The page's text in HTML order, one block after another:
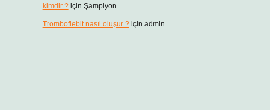
kimdir ?için Şampiyon
Tromboflebit nasıl oluşur ?için admin